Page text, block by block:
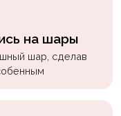
на шары
шар, сделав